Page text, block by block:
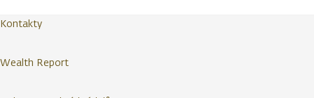
Kontakty
Wealth Report